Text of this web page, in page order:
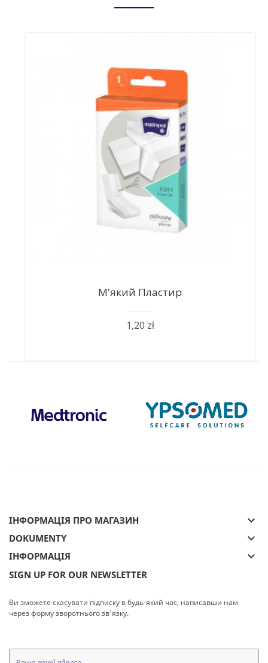
М'який Пластир
1,20 zł
ІНФОРМАЦІЯ ПРО МАГАЗИН keyboard_arrow_down
DOKUMENTY keyboard_arrow_down
ІНФОРМАЦІЯ keyboard_arrow_down
SIGN UP FOR OUR NEWSLETTER
Ви зможете скасувати підписку в будь-який час, написавши нам
через форму зворотнього зв'язку.